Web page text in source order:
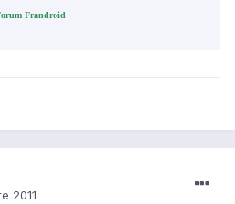
Frandroid
2011